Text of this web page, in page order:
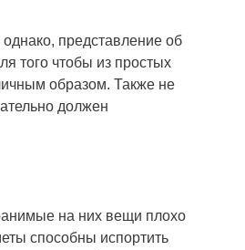
представление об
того чтобы из простых
образом. Также не
должен
на них вещи плохо
способны испортить